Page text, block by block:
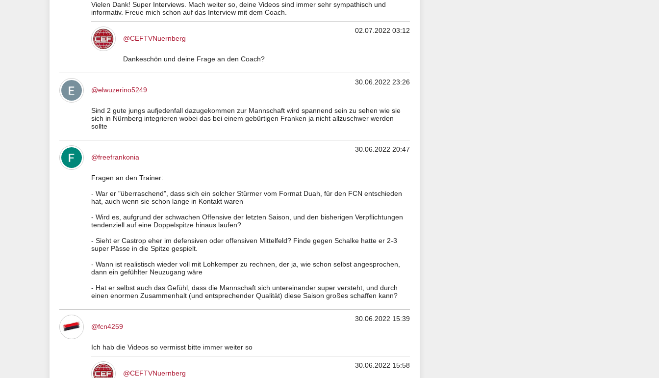
Vielen Dank! Super Interviews. Mach weiter so, deine Videos sind immer sehr sympathisch und
informativ. Freue mich schon auf das Interview mit dem Coach.
02.07.2022 03:12
@CEFTVNuernberg
Dankeschön und deine Frage an den Coach?
30.06.2022 23:26
@elwuzerino5249
Sind 2 gute jungs aufjedenfall dazugekommen zur Mannschaft wird spannend sein zu sehen wie sie
sich in Nürnberg integrieren wobei das bei einem gebürtigen Franken ja nicht allzuschwer werden
sollte
30.06.2022 20:47
@freefrankonia
Fragen an den Trainer:
- War er "überraschend", dass sich ein solcher Stürmer vom Format Duah, für den FCN entschieden
hat, auch wenn sie schon lange in Kontakt waren
- Wird es, aufgrund der schwachen Offensive der letzten Saison, und den bisherigen Verpflichtungen
tendenziell auf eine Doppelspitze hinaus laufen?
- Sieht er Castrop eher im defensiven oder offensiven Mittelfeld? Finde gegen Schalke hatte er 2-3
super Pässe in die Spitze gespielt.
- Wann ist realistisch wieder voll mit Lohkemper zu rechnen, der ja, wie schon selbst angesprochen,
dann ein gefühlter Neuzugang wäre
- Hat er selbst auch das Gefühl, dass die Mannschaft sich untereinander super versteht, und durch
einen enormen Zusammenhalt (und entsprechender Qualität) diese Saison großes schaffen kann?
30.06.2022 15:39
@fcn4259
Ich hab die Videos so vermisst bitte immer weiter so
30.06.2022 15:58
@CEFTVNuernberg